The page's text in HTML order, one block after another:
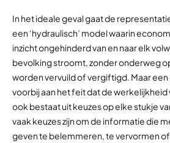
In het ideale geval gaat de
een ‘hydraulisch’ model waarin
inzicht ongehinderd van en naar elk
bevolking stroomt, zonder onderweg
worden vervuild of vergiftigd. Maar
voorbij aan het feit dat de werkelijkheid
ook bestaat uit keuzes op elke stukje
vaak keuzes zijn om de informatie die
geven te belemmeren, te vervormen